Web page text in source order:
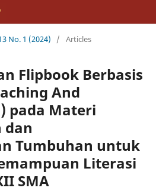
No. 1 (2024) / Articles
Flipbook Berbasis
And
pada Materi
dan
Tumbuhan untuk
Literasi
SMA